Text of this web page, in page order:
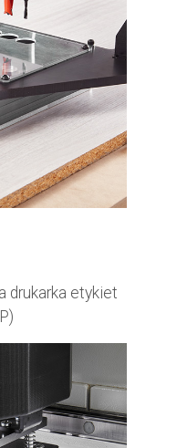
drukarka etykiet